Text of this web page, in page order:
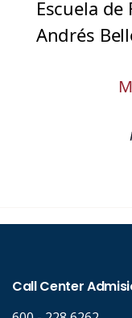
Escuela
Andrés